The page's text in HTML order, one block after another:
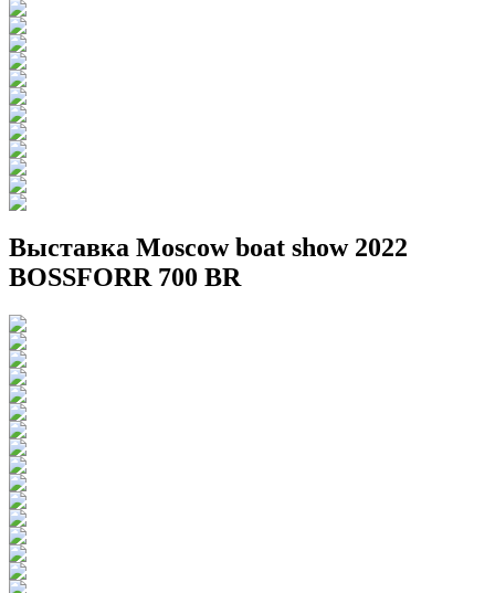
Выставка Moscow boat show 2022
BOSSFORR 700 BR